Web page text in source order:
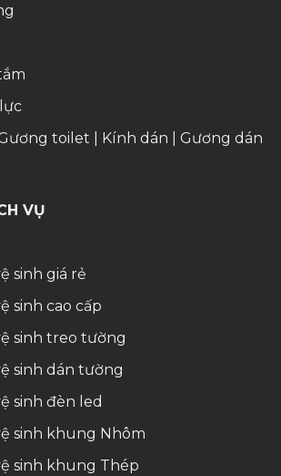
toilet Kính dán
Gương dán
VỤ
sinh giá rẻ
sinh cao cấp
sinh treo tường
sinh dán tường
sinh đèn led
sinh khung Nhôm
sinh khung Thép